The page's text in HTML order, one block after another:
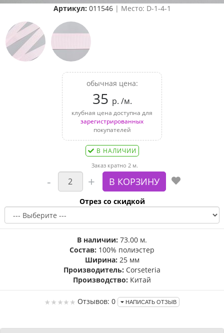
Артикул: 011546| Место: D-1-4-1
обычная цена:
35 р. /м.
клубная цена доступна для
зарегистрированных
покупателей
В НАЛИЧИИ
Заказ кратно 2 м.
Отрез со скидкой
В наличии: 73.00 м.
Состав: 100% полиэстер
Ширина: 25 мм
Производитель: Corseteria
Производство: Китай
Отзывов: 0 НАПИСАТЬ ОТЗЫВ